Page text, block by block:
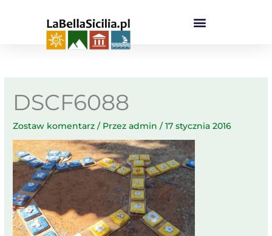
DSCF6088
Zostaw komentarz / Przezadmin/17 stycznia 2016